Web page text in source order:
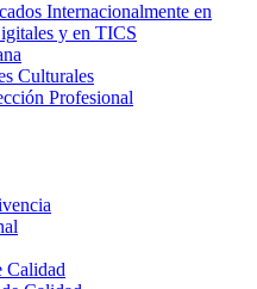
Internacionalmente en
y en TICS
Culturales
Profesional
Calidad